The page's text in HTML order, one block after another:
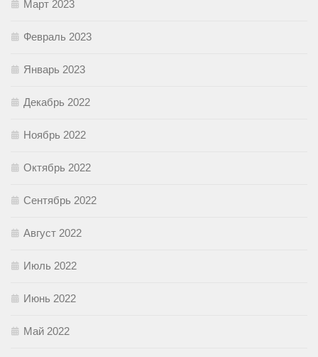
Март 2023
Февраль 2023
Январь 2023
Декабрь 2022
Ноябрь 2022
Октябрь 2022
Сентябрь 2022
Август 2022
Июль 2022
Июнь 2022
Май 2022